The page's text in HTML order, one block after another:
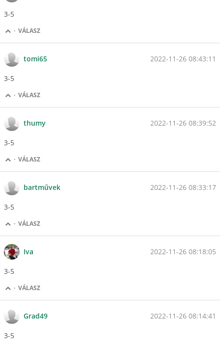
3-5
· VÁLASZ
tomi65 2022-11-26 08:43:11
3-5
· VÁLASZ
thumy 2022-11-26 08:39:52
3-5
· VÁLASZ
bartművek 2022-11-26 08:33:17
3-5
· VÁLASZ
Iva 2022-11-26 08:18:05
3-5
· VÁLASZ
Grad49 2022-11-26 08:14:41
3-5